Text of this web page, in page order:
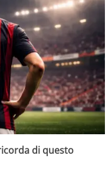
di questo